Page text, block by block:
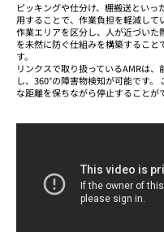
ピッキングや仕分け、棚搬送とい
用することで、作業負担を軽減して
作業エリアを区分し、人が近づい
を未然に防ぐ仕組みを構築するこ
す。
リンクスで取り扱っているAMRは
し、360°の障害物検知が可能です
な距離を保ちながら停止することが